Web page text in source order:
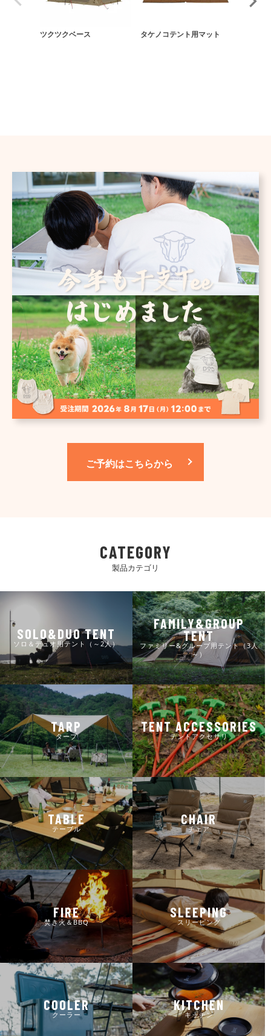
ツクツクベース タケノコテント用マット
ご予約はこちらから
CATEGORY
製品カテゴリ
SOLO&DUO TENT
ソロ＆デュオ用テント（～2人）
FAMILY&GROUP
TENT
ファミリー&グループ用テント（3人
～）
TARP
タープ
TENT ACCESSORIES
テントアクセサリ
TABLE
テーブル
CHAIR
チェア
FIRE
焚き火＆BBQ
SLEEPING
スリーピング
COOLER
クーラー
KITCHEN
キッチン